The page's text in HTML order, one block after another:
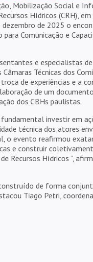
Mobilização Social e
Hídricos (CRH),
dezembro de 2025 o
Comunicação e
e especialistas
Técnicas dos
de experiências e a
de um
dos CBHs paulistas.
investir em
técnica dos atores
o evento reafirmou
e construir
Recursos Hídricos ”,
de forma
Tiago Petri,